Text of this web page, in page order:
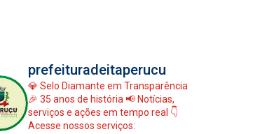
prefeituradeitaperucu
💎 Selo Diamante em Transparência
🎉 35 anos de história 📢 Notícias,
serviços e ações em tempo real 👇
Acesse nossos serviços: